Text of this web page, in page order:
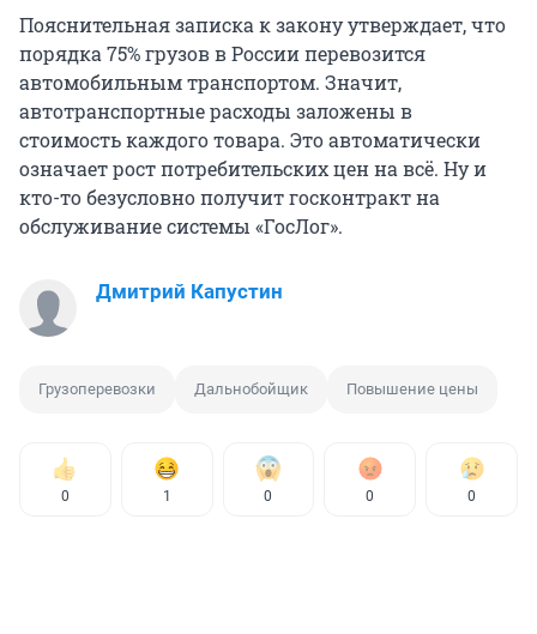
Пояснительная записка к закону утверждает, что
порядка 75% грузов в России перевозится
автомобильным транспортом. Значит,
автотранспортные расходы заложены в
стоимость каждого товара. Это автоматически
означает рост потребительских цен на всё. Ну и
кто-то безусловно получит госконтракт на
обслуживание системы «ГосЛог».
Дмитрий Капустин
Грузоперевозки Дальнобойщик Повышение цены
0 1 0 0 0